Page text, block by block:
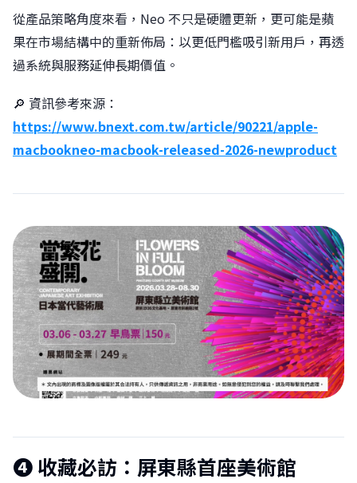
從產品策略角度來看，Neo 不只是硬體更新，更可能是蘋
果在市場結構中的重新佈局：以更低門檻吸引新用戶，再透
過系統與服務延伸長期價值。
🔎 資訊參考來源：
https://www.bnext.com.tw/article/90221/apple-
macbookneo-macbook-released-2026-newproduct
❹收藏必訪：屏東縣首座美術館